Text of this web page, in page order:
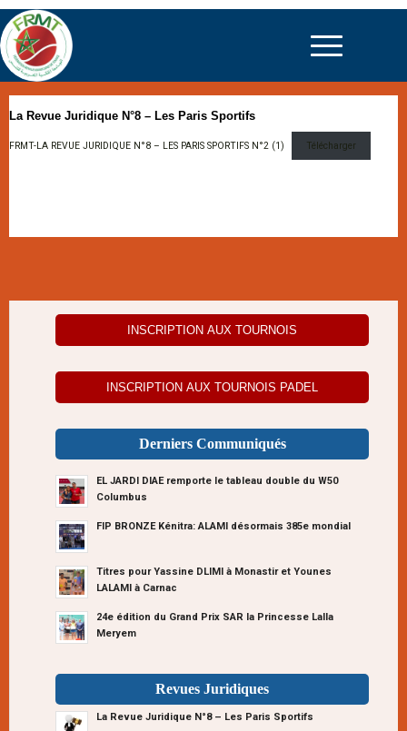
La Revue Juridique N°8 – Les Paris Sportifs
FRMT-LA REVUE JURIDIQUE N°8 – LES PARIS SPORTIFS N°2 (1) Télécharger
INSCRIPTION AUX TOURNOIS
INSCRIPTION AUX TOURNOIS PADEL
Derniers Communiqués
EL JARDI DIAE remporte le tableau double du W50
Columbus
FIP BRONZE Kénitra: ALAMI désormais 385e mondial
Titres pour Yassine DLIMI à Monastir et Younes
LALAMI à Carnac
24e édition du Grand Prix SAR la Princesse Lalla
Meryem
Revues Juridiques
La Revue Juridique N°8 – Les Paris Sportifs